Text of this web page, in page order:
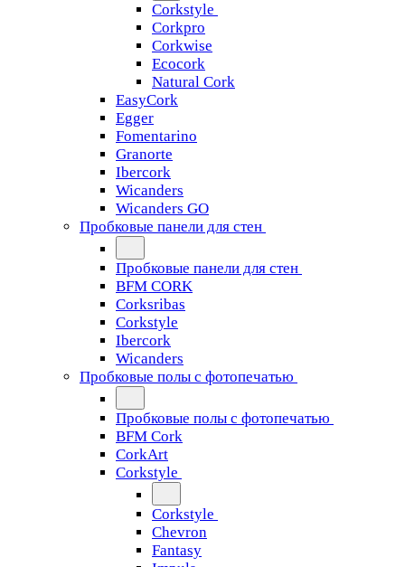
Corkstyle
Corkpro
Corkwise
Ecocork
Natural Cork
EasyCork
Egger
Fomentarino
Granorte
Ibercork
Wicanders
Wicanders GO
Пробковые панели для стен
Пробковые панели для стен
BFM CORK
Corksribas
Corkstyle
Ibercork
Wicanders
Пробковые полы с фотопечатью
Пробковые полы с фотопечатью
BFM Cork
CorkArt
Corkstyle
Corkstyle
Chevron
Fantasy